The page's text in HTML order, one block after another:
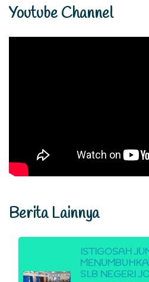
Youtube Channel
Berita Lainnya
ISTIGOSAH
SLB NEGERI